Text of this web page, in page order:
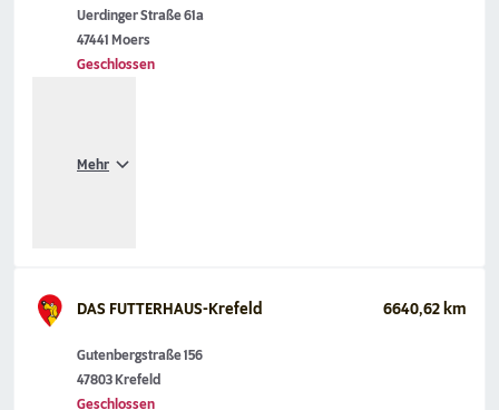
Uerdinger Straße 61a
47441 Moers
Geschlossen
Mehr
DAS FUTTERHAUS-Krefeld 6640,62 km
Gutenbergstraße 156
47803 Krefeld
Geschlossen